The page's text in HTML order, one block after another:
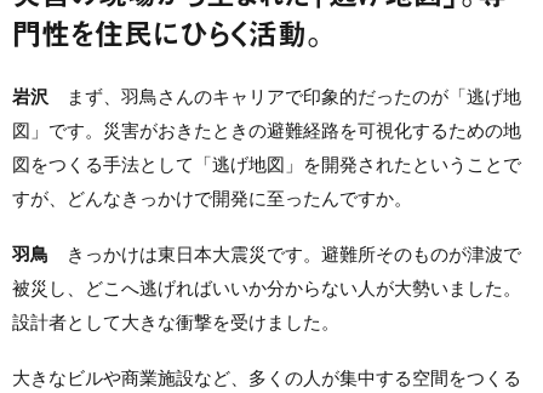
門性を住民にひらく活動。
岩沢 まず、羽鳥さんのキャリアで印象的だったのが「逃げ地
図」です。災害がおきたときの避難経路を可視化するための地
図をつくる手法として「逃げ地図」を開発されたということで
すが、どんなきっかけで開発に至ったんですか。
羽鳥 きっかけは東日本大震災です。避難所そのものが津波で
被災し、どこへ逃げればいいか分からない人が大勢いました。
設計者として大きな衝撃を受けました。
大きなビルや商業施設など、多くの人が集中する空間をつくる